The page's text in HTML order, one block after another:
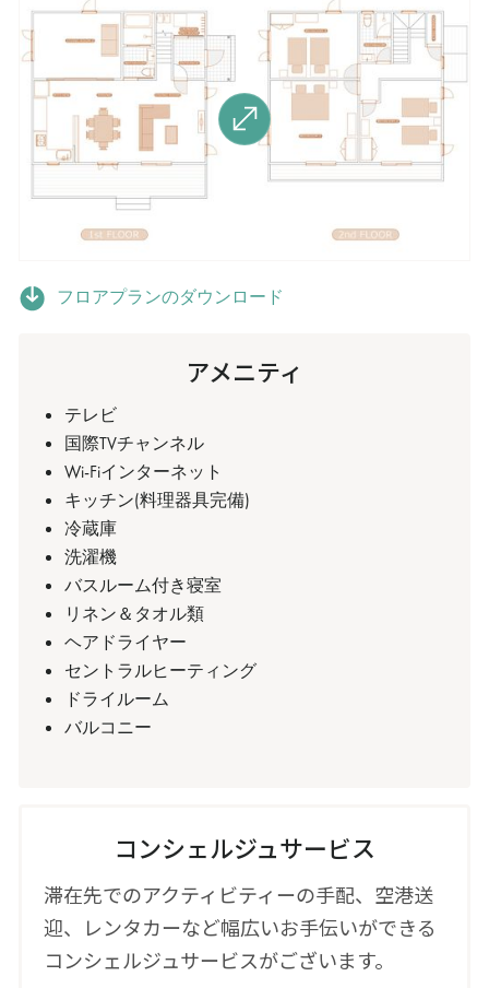
フロアプランのダウンロード
アメニティ
テレビ
国際TVチャンネル
Wi-Fiインターネット
キッチン(料理器具完備)
冷蔵庫
洗濯機
バスルーム付き寝室
リネン＆タオル類
ヘアドライヤー
セントラルヒーティング
ドライルーム
バルコニー
コンシェルジュサービス
滞在先でのアクティビティーの手配、空港送
迎、レンタカーなど幅広いお手伝いができる
コンシェルジュサービスがございます。